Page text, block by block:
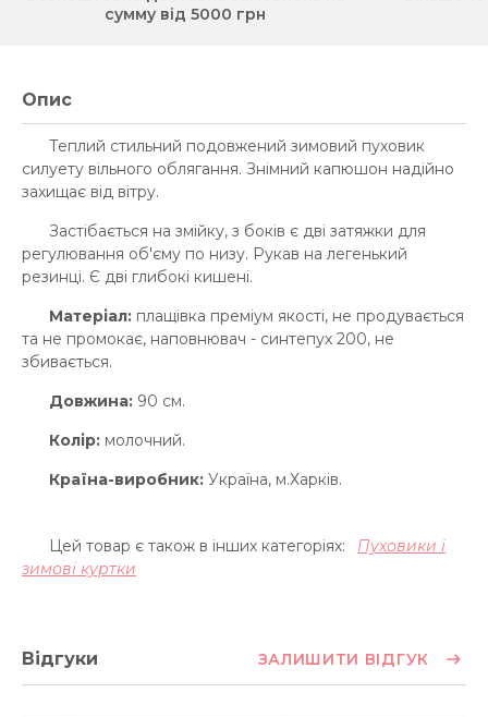
сумму від 5000 грн
Опис
Теплий стильний подовжений зимовий пуховик
силуету вільного облягання. Знімний капюшон надійно
захищає від вітру.
Застібається на змійку, з боків є дві затяжки для
регулювання об'єму по низу. Рукав на легенький
резинці. Є дві глибокі кишені.
Матеріал: плащівка преміум якості, не продувається
та не промокає, наповнювач - синтепух 200, не
збивається.
Довжина: 90 см.
Колір: молочний.
Країна-виробник: Україна, м.Харків.
Цей товар є також в інших категоріях:
Пуховики і
зимові куртки
Відгуки ЗАЛИШИТИ ВІДГУК